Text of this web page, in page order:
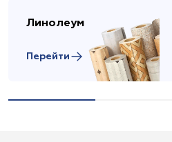
Линолеум
Перейти